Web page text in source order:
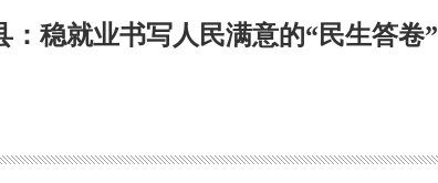
：稳就业书写人民满意的“民生答卷”